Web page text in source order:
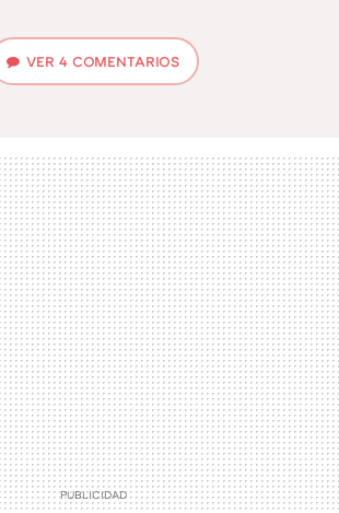
VER 4 COMENTARIOS